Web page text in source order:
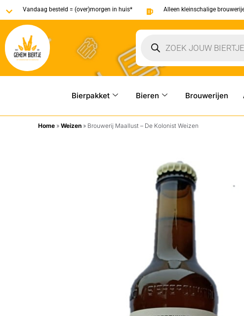
Vandaag besteld = (over)morgen in huis* Alleen kleinschalige
Bierpakket Bieren Brouwerijen
Home »Weizen » Brouwerij Maallust – De Kolonist Weizen